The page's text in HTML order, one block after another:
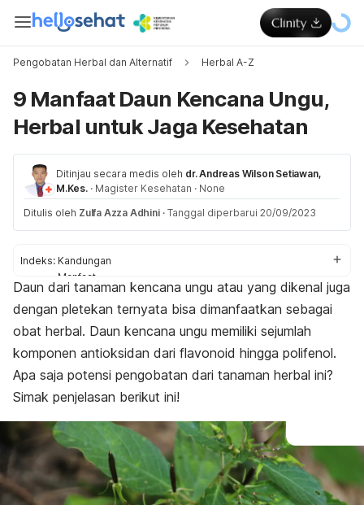
Pengobatan Herbal dan Alternatif Herbal A-Z
9 Manfaat Daun Kencana Ungu,
Herbal untuk Jaga Kesehatan
Ditinjau secara medis oleh dr. Andreas Wilson Setiawan,
M.Kes. · Magister Kesehatan · None
Ditulis oleh Zulfa Azza Adhini · Tanggal diperbarui 20/09/2023
Indeks: Kandungan
Manfaat
Efek samping
Cara mengolah
Daun dari tanaman kencana ungu atau yang dikenal juga
dengan pletekan ternyata bisa dimanfaatkan sebagai
obat herbal. Daun kencana ungu memiliki sejumlah
komponen antioksidan dari flavonoid hingga polifenol.
Apa saja potensi pengobatan dari tanaman herbal ini?
Simak penjelasan berikut ini!